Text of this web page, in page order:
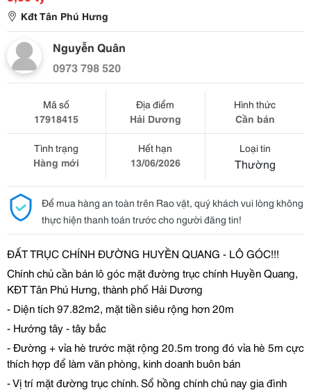
Kđt Tân Phú Hưng
Nguyễn Quân
0973 798 520
Mã số
17918415
Địa điểm
Hải Dương
Hình thức
Cần bán
Tình trạng
Hàng mới
Hết hạn
13/06/2026
Loại tin
Thường
Để mua hàng an toàn trên Rao vặt, quý khách vui lòng không
thực hiện thanh toán trước cho người đăng tin!
ĐẤT TRỤC CHÍNH ĐƯỜNG HUYỀN QUANG - LÔ GÓC!!!
Chính chủcần bán lô góc mặtđường trục chính Huyền Quang,
KĐT Tân Phú Hưng, thành phố Hải Dương
- Diện tích 97.82m2, mặt tiền siêu rộng hơn 20m
- Hướng tây - tây bắc
-Đường + vỉa hè trước mặt rộng 20.5m trong đó vỉa hè 5m cực
thích hợp để làm văn phòng, kinh doanh buôn bán
- Vịtrí mặtđường trục chính. Sổ hồng chính chủ nay giađình